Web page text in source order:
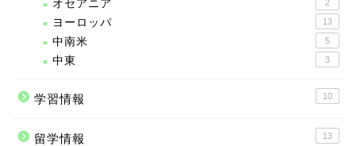
オセアニア 2
ヨーロッパ 13
中南米 5
中東 3
学習情報 10
留学情報 13